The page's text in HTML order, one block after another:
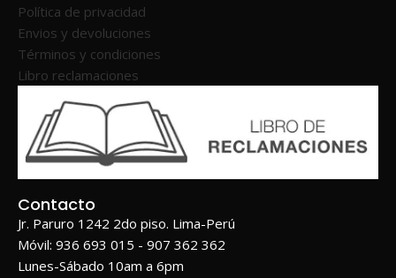
Política de privacidad
Envios y devoluciones
Términos y condiciones
Libro reclamaciones
Contacto
Jr. Paruro 1242 2do piso. Lima-Perú
Móvil: 936 693 015 - 907 362 362
Lunes-Sábado 10am a 6pm